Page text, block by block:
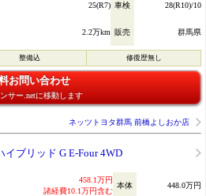
25(R7) 車検 28(R10)/10
2.2万km 販売 群馬県
整備込 修復歴無し
お問い合わせ
サー.netに移動します
ネッツトヨタ群馬 前橋よしおか店
イブリッド G E-Four 4WD
458.1万円
諸経費10.1万円含む
本体 448.0万円